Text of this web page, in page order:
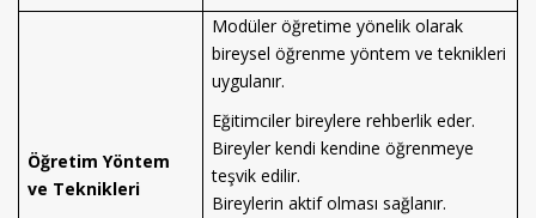
Öğretim Yöntem
ve Teknikleri
Modüler öğretime yönelik olarak
bireysel öğrenme yöntem ve teknikleri
uygulanır.
Eğitimciler bireylere rehberlik eder.
Bireyler kendi kendine öğrenmeye
teşvik edilir.
Bireylerin aktif olması sağlanır.